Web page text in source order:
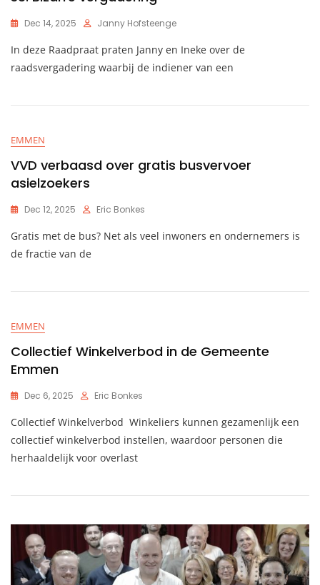
Dec 14, 2025 Janny Hofsteenge
In deze Raadpraat praten Janny en Ineke over de
raadsvergadering waarbij de indiener van een
EMMEN
VVD verbaasd over gratis busvervoer
asielzoekers
Dec 12, 2025 Eric Bonkes
Gratis met de bus? Net als veel inwoners en ondernemers is
de fractie van de
EMMEN
Collectief Winkelverbod in de Gemeente
Emmen
Dec 6, 2025 Eric Bonkes
Collectief Winkelverbod Winkeliers kunnen gezamenlijk een
collectief winkelverbod instellen, waardoor personen die
herhaaldelijk voor overlast